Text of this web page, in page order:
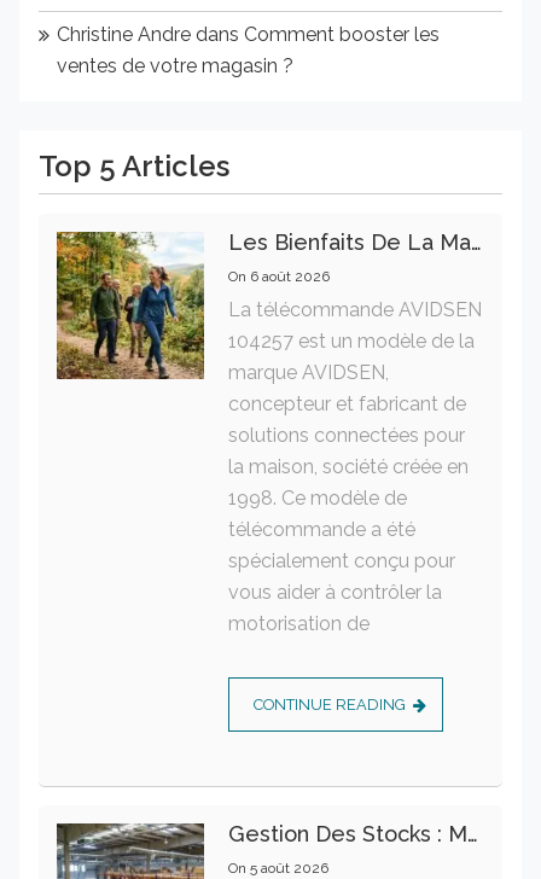
Christine Andre dans Comment booster les
ventes de votre magasin ?
Top 5 Articles
Les Bienfaits De La Marche Sur La Santé Physique Et Mentale
On 6 août 2026
La télécommande AVIDSEN
104257 est un modèle de la
marque AVIDSEN,
concepteur et fabricant de
solutions connectées pour
la maison, société créée en
1998. Ce modèle de
télécommande a été
spécialement conçu pour
vous aider à contrôler la
motorisation de
CONTINUE READING
Gestion Des Stocks : Meilleures Pratiques Intralogistiques
On 5 août 2026